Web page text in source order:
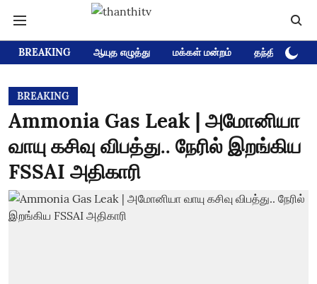
BREAKING ஆயுத எழுத்து மக்கள் மன்றம் தந்தி டிவி
BREAKING
Ammonia Gas Leak | அமோனியா
வாயு கசிவு விபத்து.. நேரில் இறங்கிய
FSSAI அதிகாரி